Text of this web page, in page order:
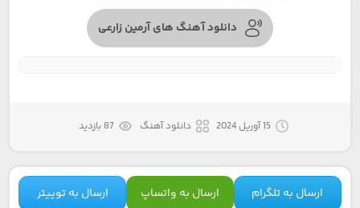
دانلود آهنگ های آرمین زارعی
15 آوریل 2024 دانلود آهنگ 87 بازدید
ارسال به تلگرام ارسال به واتساپ ارسال به توییتر